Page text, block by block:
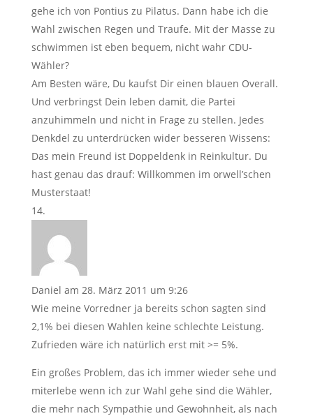
gehe ich von Pontius zu Pilatus. Dann habe ich die
Wahl zwischen Regen und Traufe. Mit der Masse zu
schwimmen ist eben bequem, nicht wahr CDU-
Wähler?
Am Besten wäre, Du kaufst Dir einen blauen Overall.
Und verbringst Dein leben damit, die Partei
anzuhimmeln und nicht in Frage zu stellen. Jedes
Denkdel zu unterdrücken wider besseren Wissens:
Das mein Freund ist Doppeldenk in Reinkultur. Du
hast genau das drauf: Willkommen im orwell’schen
Musterstaat!
Daniel am 28. März 2011 um 9:26
Wie meine Vorredner ja bereits schon sagten sind
2,1% bei diesen Wahlen keine schlechte Leistung.
Zufrieden wäre ich natürlich erst mit >= 5%.
Ein großes Problem, das ich immer wieder sehe und
miterlebe wenn ich zur Wahl gehe sind die Wähler,
die mehr nach Sympathie und Gewohnheit, als nach